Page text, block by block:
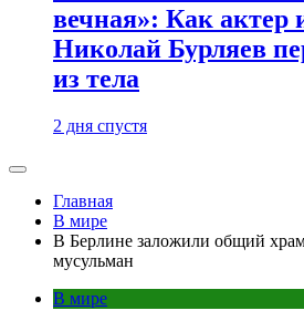
вечная»: Как актер
Николай Бурляев
из тела
2 дня спустя
Главная
В мире
В Берлине заложили общий
мусульман
В мире